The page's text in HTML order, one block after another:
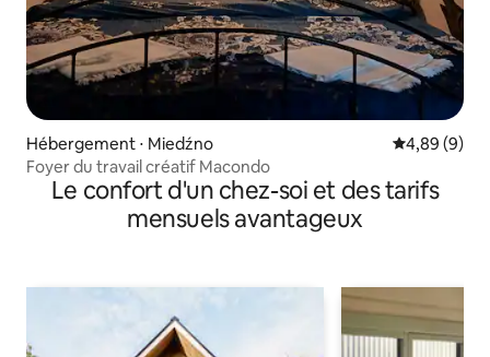
Hébergement ⋅ Miedźno Évaluation
4,89 (9)
Foyer du travail créatif Macondo
Le confort d'un chez-soi et des tarifs
mensuels avantageux